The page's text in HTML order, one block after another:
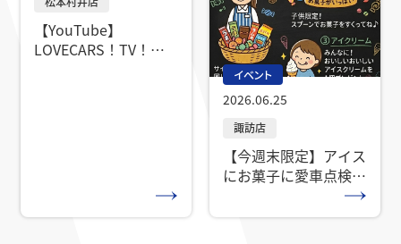
【YouTube】
LOVECARS！TV！に
イベント
2026.06.25
【今週末限定】アイス
にお菓子に愛車点検
も！お客様感謝デイの
ご案内★